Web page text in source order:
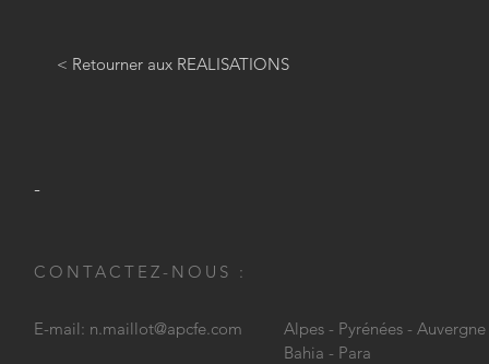
< Retourner aux REALISATIONS
-
CONTACTEZ-NOUS :
E-mail: n.maillot@apcfe.com
Alpes - Pyrénées - Auvergne
Bahia - Para